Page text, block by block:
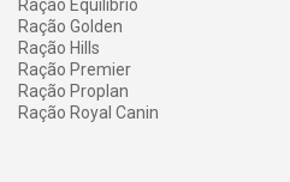
Ração Equilíbrio
Ração Golden
Ração Hills
Ração Premier
Ração Proplan
Ração Royal Canin